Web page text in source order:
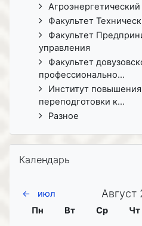
Агроэнергетический
Факультет
Факультет
управления
Факультет
профессионально...
Институт
переподготовки к...
Разное
Календарь
← июл Август
Понедельник
Пн Вторник
Вт Среда
Ср Чт